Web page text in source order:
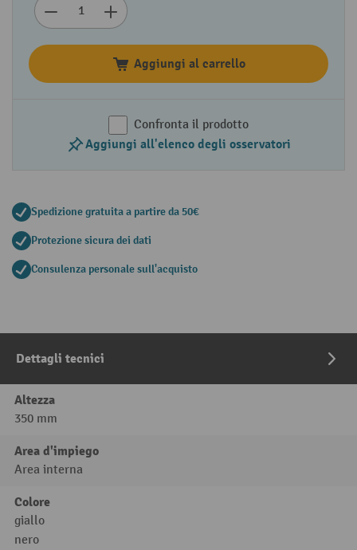
Aggiungi al carrello
Confronta il prodotto
Aggiungi all'elenco degli osservatori
Spedizione gratuita a partire da 50€
Protezione sicura dei dati
Consulenza personale sull'acquisto
Dettagli tecnici
Altezza
350 mm
Area d'impiego
Area interna
Colore
giallo
nero